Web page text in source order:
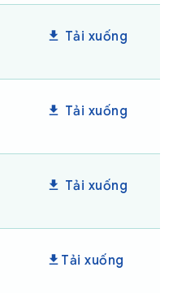
download Tải xuống
download Tải xuống
download Tải xuống
download Tải xuống